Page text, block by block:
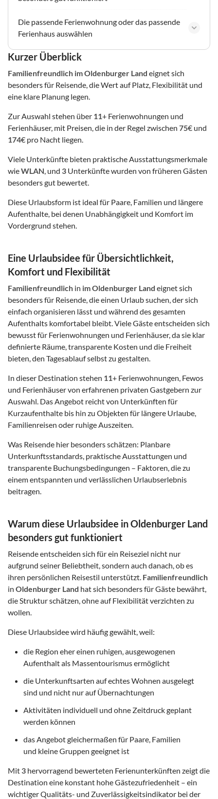
Die passende Ferienwohnung oder das passende
Ferienhaus auswählen
Kurzer Überblick
Familienfreundlich im Oldenburger Land eignet sich
besonders für Reisende, die Wert auf Platz, Flexibilität und
eine klare Planung legen.
Zur Auswahl stehen über 11+ Ferienwohnungen und
Ferienhäuser, mit Preisen, die in der Regel zwischen 75€ und
174€ pro Nacht liegen.
Viele Unterkünfte bieten praktische Ausstattungsmerkmale
wieWLAN , und 3 Unterkünfte wurden von früheren Gästen
besonders gut bewertet.
Diese Urlaubsform ist ideal für Paare, Familien und längere
Aufenthalte, bei denen Unabhängigkeit und Komfort im
Vordergrund stehen.
Eine Urlaubsidee für Übersichtlichkeit,
Komfort und Flexibilität
Familienfreundlich in im Oldenburger Land eignet sich
besonders für Reisende, die einen Urlaub suchen, der sich
einfach organisieren lässt und während des gesamten
Aufenthalts komfortabel bleibt. Viele Gäste entscheiden sich
bewusst für Ferienwohnungen und Ferienhäuser, da sie klar
definierte Räume, transparente Kosten und die Freiheit
bieten, den Tagesablauf selbst zu gestalten.
In dieser Destination stehen 11+ Ferienwohnungen, Fewos
und Ferienhäuser von erfahrenen privaten Gastgebern zur
Auswahl. Das Angebot reicht von Unterkünften für
Kurzaufenthalte bis hin zu Objekten für längere Urlaube,
Familienreisen oder ruhige Auszeiten.
Was Reisende hier besonders schätzen: Planbare
Unterkunftsstandards, praktische Ausstattungen und
transparente Buchungsbedingungen – Faktoren, die zu
einem entspannten und verlässlichen Urlaubserlebnis
beitragen.
Warum diese Urlaubsidee in Oldenburger Land
besonders gut funktioniert
Reisende entscheiden sich für ein Reiseziel nicht nur
aufgrund seiner Beliebtheit, sondern auch danach, ob es
ihren persönlichen Reisestil unterstützt. Familienfreundlich
in Oldenburger Land hat sich besonders für Gäste bewährt,
die Struktur schätzen, ohne auf Flexibilität verzichten zu
wollen.
Diese Urlaubsidee wird häufig gewählt, weil:
die Region eher einen ruhigen, ausgewogenen
Aufenthalt als Massentourismus ermöglicht
die Unterkunftsarten auf echtes Wohnen ausgelegt
sind und nicht nur auf Übernachtungen
Aktivitäten individuell und ohne Zeitdruck geplant
werden können
das Angebot gleichermaßen für Paare, Familien
und kleine Gruppen geeignet ist
Mit 3 hervorragend bewerteten Ferienunterkünften zeigt die
Destination eine konstant hohe Gästezufriedenheit – ein
wichtiger Qualitäts- und Zuverlässigkeitsindikator bei der